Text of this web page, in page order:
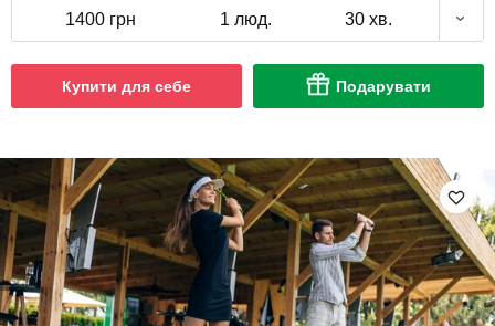
1400 грн 1 люд. 30 хв.
Купити для себе Подарувати